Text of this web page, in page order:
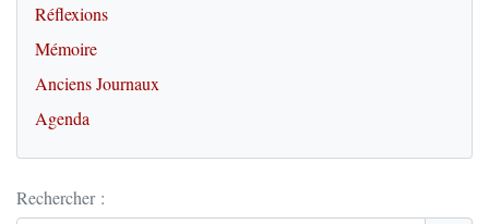
Réflexions
Mémoire
Anciens Journaux
Agenda
Rechercher :